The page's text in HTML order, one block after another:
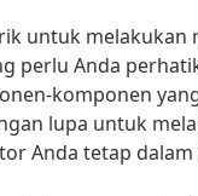
untuk
perlu Anda
komponen
lupa untuk
Anda tetap